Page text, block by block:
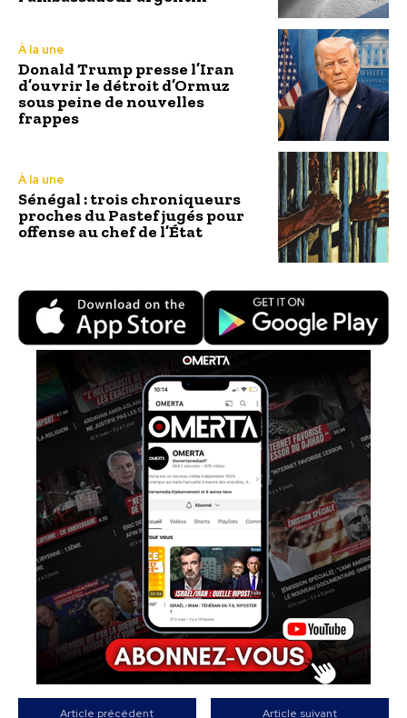
À la une
Donald Trump presse l’Iran
d’ouvrir le détroit d’Ormuz
sous peine de nouvelles
frappes
À la une
Sénégal : trois chroniqueurs
proches du Pastef jugés pour
offense au chef de l’État
Article précédent Article suivant